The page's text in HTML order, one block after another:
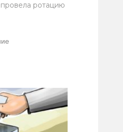
ротацию